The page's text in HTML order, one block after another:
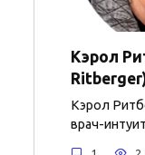
Кэрол
Кэрол
врач-